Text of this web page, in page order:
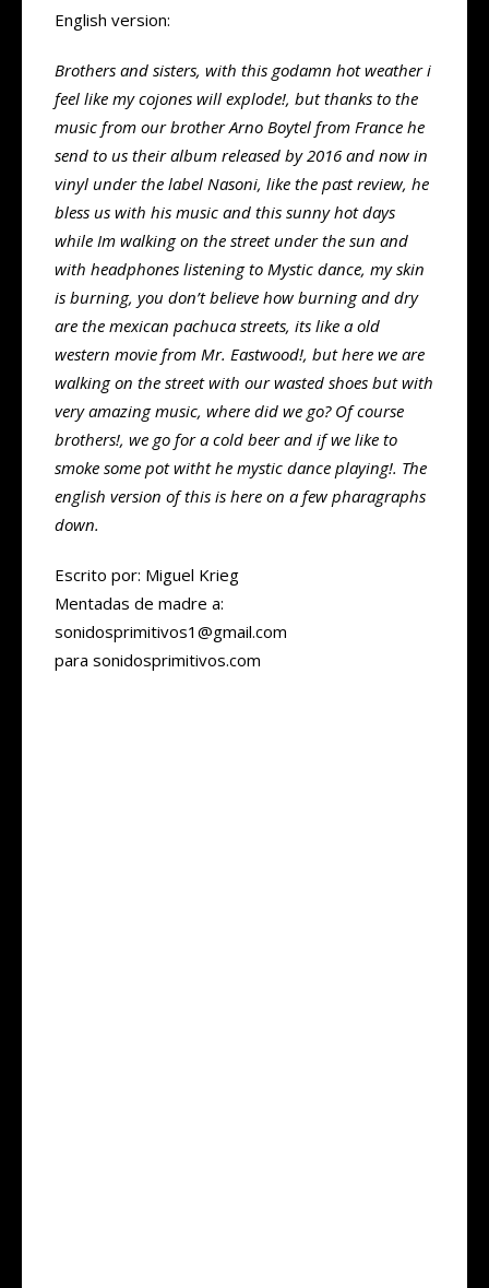
English version:
Brothers and sisters, with this godamn hot weather i
feel like my cojones will explode!, but thanks to the
music from our brother Arno Boytel from France he
send to us their album released by 2016 and now in
vinyl under the label Nasoni, like the past review, he
bless us with his music and this sunny hot days
while Im walking on the street under the sun and
with headphones listening to Mystic dance, my skin
is burning, you don’t believe how burning and dry
are the mexican pachuca streets, its like a old
western movie from Mr. Eastwood!, but here we are
walking on the street with our wasted shoes but with
very amazing music, where did we go? Of course
brothers!, we go for a cold beer and if we like to
smoke some pot witht he mystic dance playing!. The
english version of this is here on a few pharagraphs
down.
Escrito por: Miguel Krieg
Mentadas de madre a:
sonidosprimitivos1@gmail.com
para sonidosprimitivos.com